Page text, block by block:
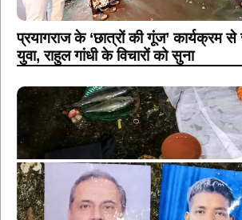
प्रयागराज के ‘छात्रों की गूंज’ कार्यक्रम
युवा, राहुल गांधी के विचारों को सुना